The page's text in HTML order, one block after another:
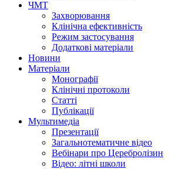
ЧМТ
Захворювання
Клінічна ефективність
Режим застосування
Додаткові матеріали
Новини
Матеріали
Монографії
Клінічні протоколи
Статті
Публікації
Мультимедіа
Презентації
Загальнотематичне відео
Вебінари про Церебролізин
Відео: літні школи